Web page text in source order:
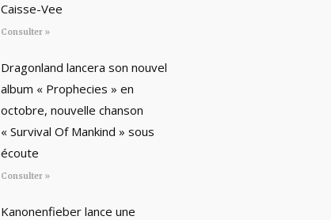
Caisse-Vee
Consulter »
Dragonland lancera son nouvel
album « Prophecies » en
octobre, nouvelle chanson
« Survival Of Mankind » sous
écoute
Consulter »
Kanonenfieber lance une